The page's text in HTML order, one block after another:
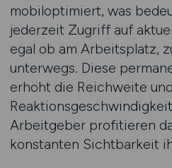
mobiloptimiert, was
jederzeit Zugriff auf
egal ob am Arbeitsplatz,
unterwegs. Diese
erhöht die Reichweite und
Arbeitgeber profitieren
konstanten Sichtbarkeit